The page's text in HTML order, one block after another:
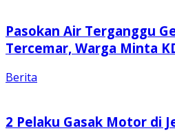
Pasokan Air Terganggu
Tercemar, Warga Minta
Berita
2 Pelaku Gasak Motor di